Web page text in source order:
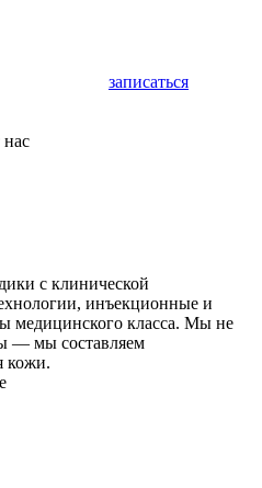
записаться
с клинической
инъекционные и
медицинского класса. Мы не
— мы составляем
кожи.